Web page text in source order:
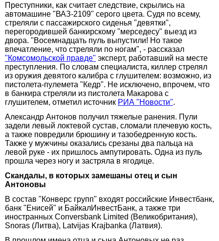
Преступники, как считает следствие, скрылись на
автомашине "ВАЗ-2109" серого цвета. Судя по всему,
стреляли с пассажирского сиденья "девятки",
перегородившей банкирскому "мерседесу" выезд из
двора. "Восемнадцать пуль выпустили! Но такое
впечатление, что стреляли по ногам", - рассказал
"Комсомольской правде" эксперт, работавший на месте
преступления. По словам специалиста, киллер стрелял
из оружия девятого калибра с глушителем: возможно, из
пистолета-пулемета "Кедр". Не исключено, впрочем, что
в банкира стреляли из пистолета Макарова с
глушителем, отметил источник РИА "Новости".
Александр Антонов получил тяжелые ранения. Пули
задели левый локтевой сустав, сломали плечевую кость,
а также повредили брюшину и тазобедренную кость.
Также у мужчины оказались срезаны два пальца на
левой руке - их пришлось ампутировать. Одна из пуль
прошла через ногу и застряла в ягодице.
Скандалы, в которых замешаны отец и сын
Антоновы
В состав "Конверс групп" входят российские Инвестбанк,
банк "Енисей" и БайкалИнвестБанк, а также три
иностранных Conversbank Limited (Великобритания),
Snoras (Литва), Latvijas Krajbanka (Латвия).